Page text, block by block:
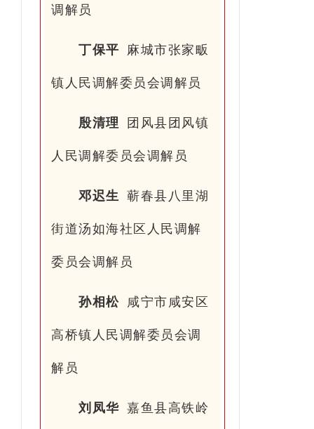
调解员
丁保平 麻城市张家畈
镇人民调解委员会调解员
殷清理 团风县团风镇
人民调解委员会调解员
邓迟生 蕲春县八里湖
街道汤如海社区人民调解
委员会调解员
孙相松 咸宁市咸安区
高桥镇人民调解委员会调
解员
刘凤华 嘉鱼县高铁岭